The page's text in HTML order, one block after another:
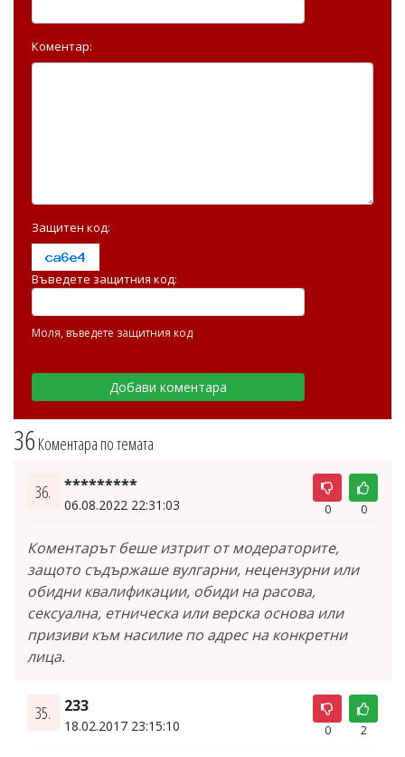
36Коментара по темата
36. *********
06.08.2022 22:31:03 0 0
Коментарът беше изтрит от модераторите,
защото съдържаше вулгарни, нецензурни или
обидни квалификации, обиди на расова,
сексуална, етническа или верска основа или
призиви към насилие по адрес на конкретни
лица.
35. 233
18.02.2017 23:15:10 0 2
Коментар:
Защитен код:
Въведете защитния код:
Моля, въведете защитния код